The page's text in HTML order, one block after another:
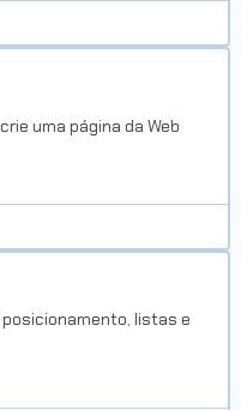
crie uma página da Web
posicionamento, listas e